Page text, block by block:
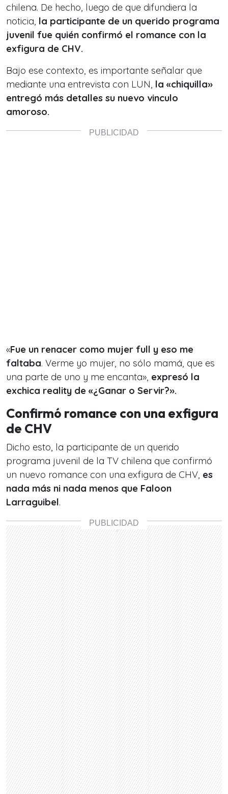
chilena. De hecho, luego de que difundiera la
noticia, la participante de un querido programa
juvenil fue quién confirmó el romance con la
exfigura de CHV.
Bajo ese contexto, es importante señalar que
mediante una entrevista con LUN, la «chiquilla»
entregó más detalles su nuevo vinculo
amoroso.
«Fue un renacer como mujer full y eso me
faltaba. Verme yo mujer, no sólo mamá, que es
una parte de uno y me encanta», expresó la
exchica reality de «¿Ganar o Servir?».
Confirmó romance con una exfigura
de CHV
Dicho esto, la participante de un querido
programa juvenil de la TV chilena que confirmó
un nuevo romance con una exfigura de CHV, es
nada más ni nada menos que Faloon
Larraguibel.